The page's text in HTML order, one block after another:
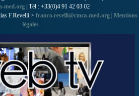
med.org | Tél : +33(0)4 91 42 03 02
F.Revelli > franco.revelli@cmca-med.org | Mentions
légales